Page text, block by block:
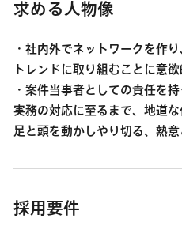
求める人物像
・社内外でネットワークを作
トレンドに取り組むことに意
・案件当事者としての責任を
実務の対応に至るまで、地道
足と頭を動かしやり切る、熱
採用要件